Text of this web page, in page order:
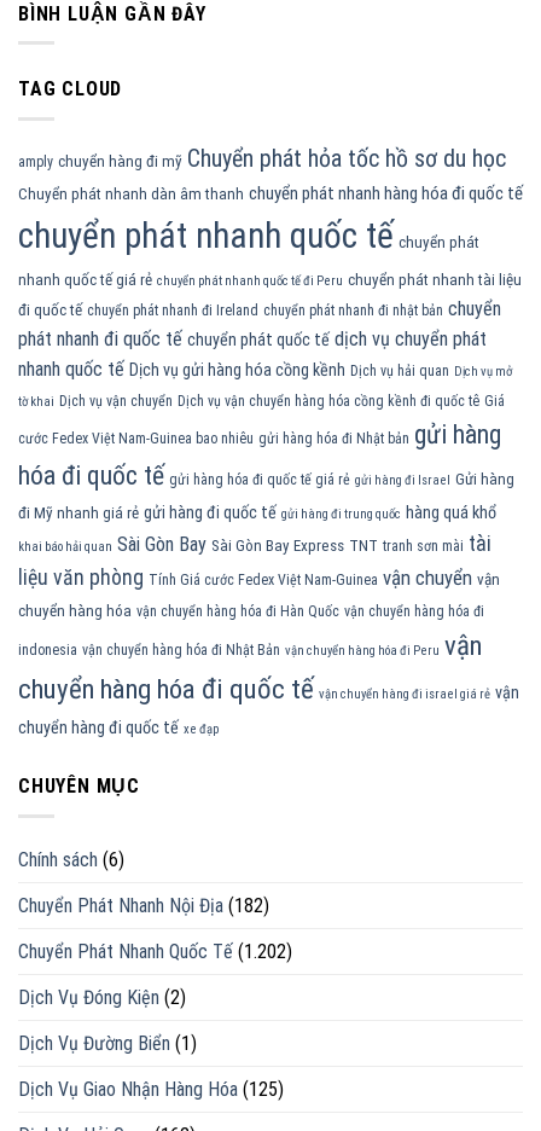
BÌNH LUẬN GẦN ĐÂY
TAG CLOUD
amply chuyển hàng đi mỹ Chuyển phát hỏa tốc hồ sơ du học
Chuyển phát nhanh dàn âm thanh chuyển phát nhanh hàng hóa đi quốc tế
chuyển phát nhanh quốc tế chuyển phát
nhanh quốc tế giá rẻ chuyển phát nhanh quốc tế đi Peru chuyển phát nhanh tài liệu
đi quốc tế chuyển phát nhanh đi Ireland chuyển phát nhanh đi nhật bản chuyển
phát nhanh đi quốc tế chuyển phát quốc tế dịch vụ chuyển phát
nhanh quốc tế Dịch vụ gửi hàng hóa cồng kềnh Dịch vụ hải quan Dịch vụ mở
tờ khai Dịch vụ vận chuyển Dịch vụ vận chuyển hàng hóa cồng kềnh đi quốc tê Giá
cước Fedex Việt Nam-Guinea bao nhiêu gửi hàng hóa đi Nhật bản gửi hàng
hóa đi quốc tế gửi hàng hóa đi quốc tế giá rẻ gửi hàng đi Israel Gửi hàng
đi Mỹ nhanh giá rẻ gửi hàng đi quốc tế gửi hàng đi trung quốc hàng quá khổ
khai báo hải quan Sài Gòn Bay Sài Gòn Bay Express TNT tranh sơn mài tài
liệu văn phòng Tính Giá cước Fedex Việt Nam-Guinea vận chuyển vận
chuyển hàng hóa vận chuyển hàng hóa đi Hàn Quốc vận chuyển hàng hóa đi
indonesia vận chuyển hàng hóa đi Nhật Bản vận chuyển hàng hóa đi Peru vận
chuyển hàng hóa đi quốc tế vận chuyển hàng đi israel giá rẻ vận
chuyển hàng đi quốc tế xe đạp
CHUYÊN MỤC
Chính sách (6)
Chuyển Phát Nhanh Nội Địa (182)
Chuyển Phát Nhanh Quốc Tế (1.202)
Dịch Vụ Đóng Kiện (2)
Dịch Vụ Đường Biển (1)
Dịch Vụ Giao Nhận Hàng Hóa (125)